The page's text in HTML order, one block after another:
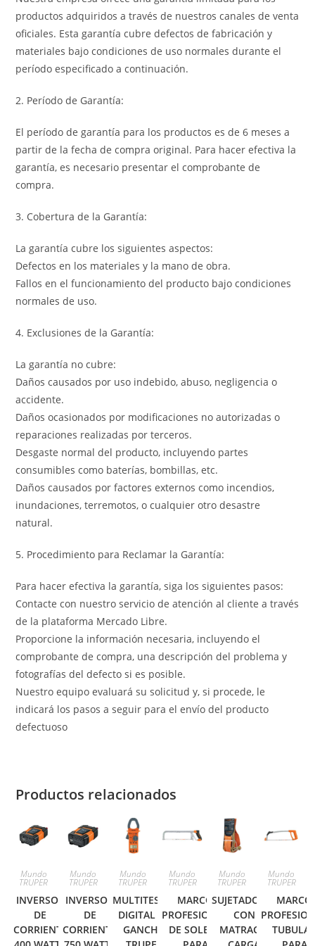
productos adquiridos a través de nuestros canales de venta
oficiales. Esta garantía cubre defectos de fabricación y
materiales bajo condiciones de uso normales durante el
período especificado a continuación.
2. Período de Garantía:
El período de garantía para los productos es de 6 meses a
partir de la fecha de compra original. Para hacer efectiva la
garantía, es necesario presentar el comprobante de
compra.
3. Cobertura de la Garantía:
La garantía cubre los siguientes aspectos:
Defectos en los materiales y la mano de obra.
Fallos en el funcionamiento del producto bajo condiciones
normales de uso.
4. Exclusiones de la Garantía:
La garantía no cubre:
Daños causados por uso indebido, abuso, negligencia o
accidente.
Daños ocasionados por modificaciones no autorizadas o
reparaciones realizadas por terceros.
Desgaste normal del producto, incluyendo partes
consumibles como baterías, bombillas, etc.
Daños causados por factores externos como incendios,
inundaciones, terremotos, o cualquier otro desastre
natural.
5. Procedimiento para Reclamar la Garantía:
Para hacer efectiva la garantía, siga los siguientes pasos:
Contacte con nuestro servicio de atención al cliente a través
de la plataforma Mercado Libre.
Proporcione la información necesaria, incluyendo el
comprobante de compra, una descripción del problema y
fotografías del defecto si es posible.
Nuestro equipo evaluará su solicitud y, si procede, le
indicará los pasos a seguir para el envío del producto
defectuoso
Productos relacionados
Mundo
TRUPER
INVERSOR
DE
CORRIENTE
Mundo
TRUPER
INVERSOR
DE
CORRIENTE
Mundo
TRUPER
MULTITESTER
DIGITAL DE
GANCHO
Mundo
TRUPER
MARCO
PROFESIONAL
DE SOLERA
Mundo
TRUPER
SUJETADORES
CON
MATRACA,
Mundo
TRUPER
MARCO